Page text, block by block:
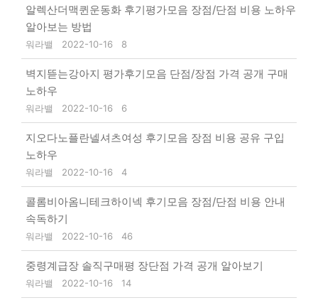
알렉산더맥퀸운동화 후기평가모음 장점/단점 비용 노하우
알아보는 방법
워라밸 2022-10-16 8
벽지뜯는강아지 평가후기모음 단점/장점 가격 공개 구매
노하우
워라밸 2022-10-16 6
지오다노플란넬셔츠여성 후기모음 장점 비용 공유 구입
노하우
워라밸 2022-10-16 4
콜롬비아옴니테크하이넥 후기모음 장점/단점 비용 안내
속독하기
워라밸 2022-10-16 46
중령계급장 솔직구매평 장단점 가격 공개 알아보기
워라밸 2022-10-16 14